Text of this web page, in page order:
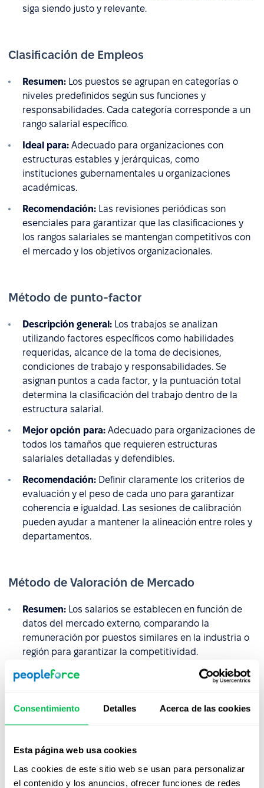
Consentimiento Detalles Acerca de las cookies
Esta página web usa cookies
Las cookies de este sitio web se usan para personalizar
el contenido y los anuncios, ofrecer funciones de redes
siga siendo justo y relevante.
Clasificación de Empleos
Resumen: Los puestos se agrupan en categorías o
niveles predefinidos según sus funciones y
responsabilidades. Cada categoría corresponde a un
rango salarial específico.
Ideal para: Adecuado para organizaciones con
estructuras estables y jerárquicas, como
instituciones gubernamentales u organizaciones
académicas.
Recomendación: Las revisiones periódicas son
esenciales para garantizar que las clasificaciones y
los rangos salariales se mantengan competitivos con
el mercado y los objetivos organizacionales.
Método de punto-factor
Descripción general: Los trabajos se analizan
utilizando factores específicos como habilidades
requeridas, alcance de la toma de decisiones,
condiciones de trabajo y responsabilidades. Se
asignan puntos a cada factor, y la puntuación total
determina la clasificación del trabajo dentro de la
estructura salarial.
Mejor opción para: Adecuado para organizaciones de
todos los tamaños que requieren estructuras
salariales detalladas y defendibles.
Recomendación: Definir claramente los criterios de
evaluación y el peso de cada uno para garantizar
coherencia e igualdad. Las sesiones de calibración
pueden ayudar a mantener la alineación entre roles y
departamentos.
Método de Valoración de Mercado
Resumen: Los salarios se establecen en función de
datos del mercado externo, comparando la
remuneración por puestos similares en la industria o
región para garantizar la competitividad.
Mejor opción para:
Ideal para organizaciones en
una prioridad.
evaluaciones internas para tener en cuenta el valor
único que un puesto aporta a la organización y evitar
posibles desigualdades salariales.